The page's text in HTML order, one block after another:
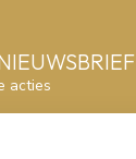
acties